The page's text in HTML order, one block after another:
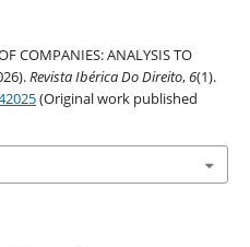
COMPANIES: ANALYSIS TO
Revista Ibérica Do Direito,6(1).
(Original work published